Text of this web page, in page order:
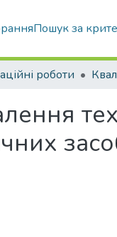
Пошук за
роботи